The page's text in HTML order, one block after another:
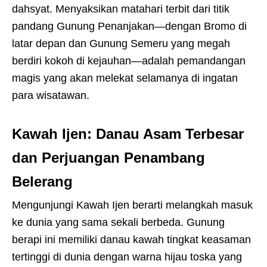
dahsyat. Menyaksikan matahari terbit dari titik
pandang Gunung Penanjakan—dengan Bromo di
latar depan dan Gunung Semeru yang megah
berdiri kokoh di kejauhan—adalah pemandangan
magis yang akan melekat selamanya di ingatan
para wisatawan.
Kawah Ijen: Danau Asam Terbesar
dan Perjuangan Penambang
Belerang
Mengunjungi Kawah Ijen berarti melangkah masuk
ke dunia yang sama sekali berbeda. Gunung
berapi ini memiliki danau kawah tingkat keasaman
tertinggi di dunia dengan warna hijau toska yang